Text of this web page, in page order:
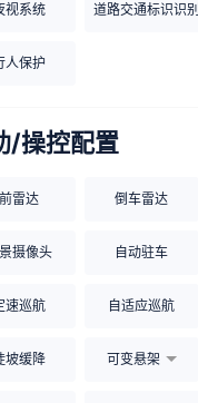
视系统 道路交通标识识别
人保护
/操控配置
前雷达 倒车雷达
摄像头 自动驻车
速巡航 自适应巡航
坡缓降 可变悬架